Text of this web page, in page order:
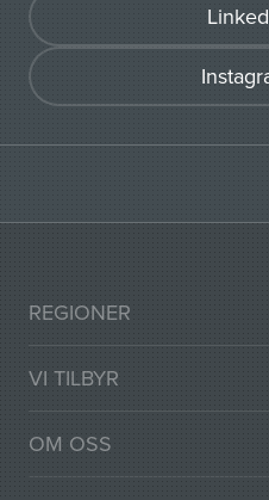
REGIONER
VI TILBYR
OM OSS